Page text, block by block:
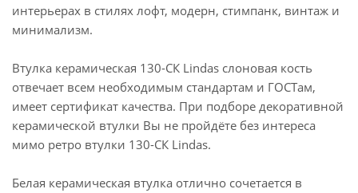
интерьерах в стилях лофт, модерн, стимпанк, винтаж и
минимализм.
Втулка керамическая 130-СК Lindas слоновая кость
отвечает всем необходимым стандартам и ГОСТам,
имеет сертификат качества. При подборе декоративной
керамической втулки Вы не пройдёте без интереса
мимо ретро втулки 130-СК Lindas.
Белая керамическая втулка отлично сочетается в